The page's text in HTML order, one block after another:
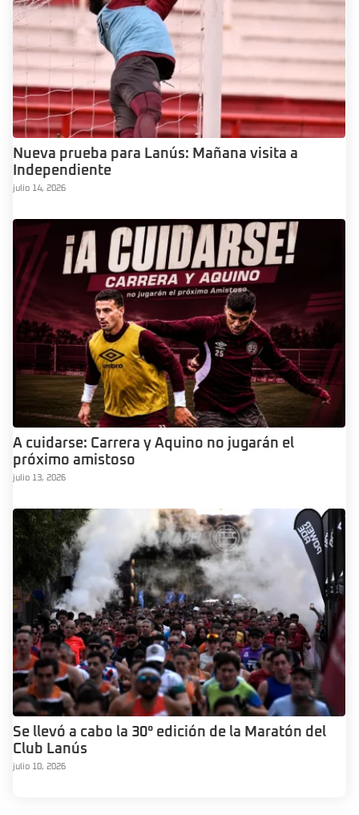
Nueva prueba para Lanús: Mañana visita a
Independiente
julio 14, 2026
A cuidarse: Carrera y Aquino no jugarán el
próximo amistoso
julio 13, 2026
Se llevó a cabo la 30° edición de la Maratón del
Club Lanús
julio 10, 2026